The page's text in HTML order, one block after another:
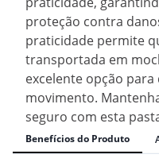
proteção contra
praticidade permite
transportada em
excelente opção
movimento.
seguro com esta
Benefícios do Produto